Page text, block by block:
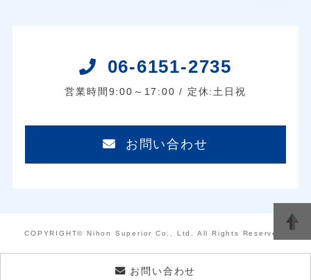
06-6151-2735
営業時間9:00～17:00 / 定休:土日祝
お問い合わせ
COPYRIGHT© Nihon Superior Co., Ltd. All Rights Reserved.
お問い合わせ